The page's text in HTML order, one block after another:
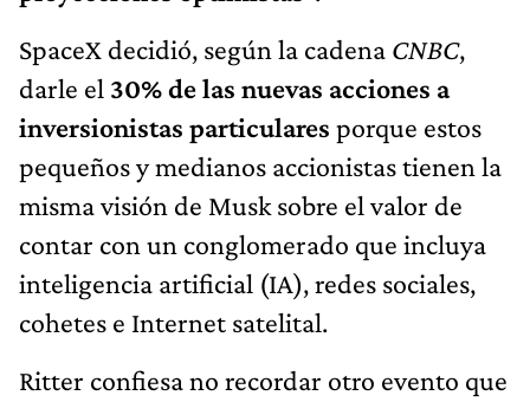
SpaceX decidió, según la cadena CNBC,
darle el 30% de las nuevas acciones a
inversionistas particulares porque estos
pequeños y medianos accionistas tienen la
misma visión de Musk sobre el valor de
contar con un conglomerado que incluya
inteligencia artificial (IA), redes sociales,
cohetes e Internet satelital.
Ritter confiesa no recordar otro evento que